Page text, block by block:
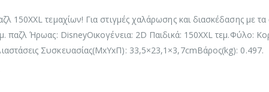
150XXL τεμαχίων! Για στιγμές χαλάρωσης και διασκέδασης με
παζλ Ήρωας: DisneyΟικογένεια: 2D Παιδικά: 150XXL τεμ.Φύλο:
Συσκευασίας(ΜxΥxΠ): 33,5×23,1×3,7cmΒάρος(kg): 0.497.